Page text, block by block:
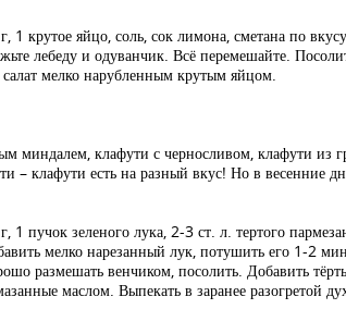
1 крутое яйцо, соль, сок лимона, сметана по
лебеду и одуванчик. Всё перемешайте.
мелко нарубленным крутым яйцом.
миндалем, клафути с черносливом, клафути из
– клафути есть на разный вкус! Но в весенние
пучок зеленого лука, 2-3 ст. л. тертого
мелко нарезанный лук, потушить его 1-2
размешать венчиком, посолить. Добавить
маслом. Выпекать в заранее